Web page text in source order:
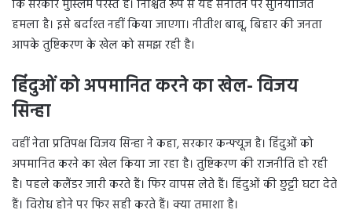
कि सरकार मुस्लिम परस्त है। निश्चित रूप से यह सनातन पर सुनियोजित
हमला है। इसे बर्दाश्त नहीं किया जाएगा। नीतीश बाबू, बिहार की जनता
आपके तुष्टिकरण के खेल को समझ रही है।
हिंदुओं को अपमानित करने का खेल- विजय
सिन्हा
वहीं नेता प्रतिपक्ष विजय सिन्हा ने कहा, सरकार कन्फ्यूज है। हिंदुओं को
अपमानित करने का खेल किया जा रहा है। तुष्टिकरण की राजनीति हो रही
है। पहले कलैंडर जारी करते हैं। फिर वापस लेते हैं। हिंदुओं की छुट्टी घटा देते
हैं। विरोध होने पर फिर सही करते हैं। क्या तमाशा है।